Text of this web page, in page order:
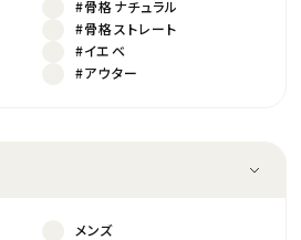
#骨格ナチュラル
#骨格ストレート
#イエベ
#アウター
メンズ